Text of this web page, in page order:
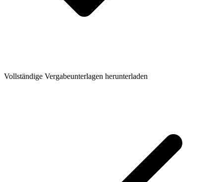
Vollständige Vergabeunterlagen herunterladen